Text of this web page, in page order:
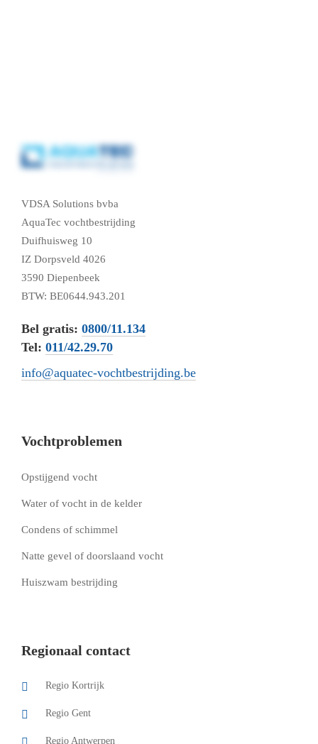
VDSA Solutions bvba
AquaTec vochtbestrijding
Duifhuisweg 10
IZ Dorpsveld 4026
3590 Diepenbeek
BTW: BE0644.943.201
Bel gratis: 0800/11.134
Tel: 011/42.29.70
info@aquatec-vochtbestrijding.be
Vochtproblemen
Opstijgend vocht
Water of vocht in de kelder
Condens of schimmel
Natte gevel of doorslaand vocht
Huiszwam bestrijding
Regionaal contact
Regio Kortrijk
Regio Gent
Regio Antwerpen